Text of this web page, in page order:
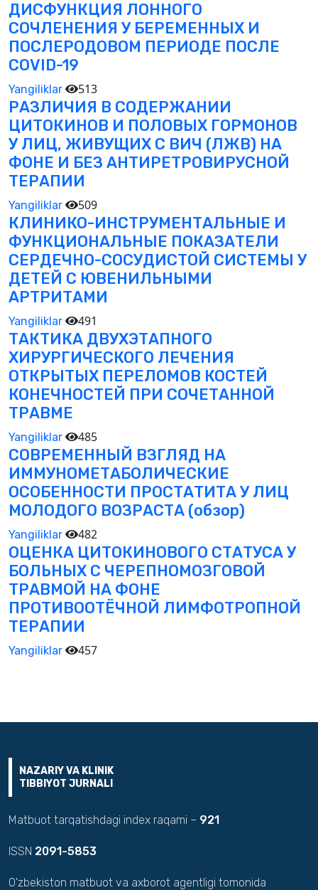
ДИСФУНКЦИЯ ЛОННОГО
СОЧЛЕНЕНИЯ У БЕРЕМЕННЫХ И
ПОСЛЕРОДОВОМ ПЕРИОДЕ ПОСЛЕ
COVID-19
Yangiliklar 513
РАЗЛИЧИЯ В СОДЕРЖАНИИ
ЦИТОКИНОВ И ПОЛОВЫХ ГОРМОНОВ
У ЛИЦ, ЖИВУЩИХ С ВИЧ (ЛЖВ) НА
ФОНЕ И БЕЗ АНТИРЕТРОВИРУСНОЙ
ТЕРАПИИ
Yangiliklar 509
КЛИНИКО-ИНСТРУМЕНТАЛЬНЫЕ И
ФУНКЦИОНАЛЬНЫЕ ПОКАЗАТЕЛИ
СЕРДЕЧНО-СОСУДИСТОЙ СИСТЕМЫ У
ДЕТЕЙ С ЮВЕНИЛЬНЫМИ
АРТРИТАМИ
Yangiliklar 491
ТАКТИКА ДВУХЭТАПНОГО
ХИРУРГИЧЕСКОГО ЛЕЧЕНИЯ
ОТКРЫТЫХ ПЕРЕЛОМОВ КОСТЕЙ
КОНЕЧНОСТЕЙ ПРИ СОЧЕТАННОЙ
ТРАВМЕ
Yangiliklar 485
СОВРЕМЕННЫЙ ВЗГЛЯД НА
ИММУНОМЕТАБОЛИЧЕСКИЕ
ОСОБЕННОСТИ ПРОСТАТИТА У ЛИЦ
МОЛОДОГО ВОЗРАСТА (обзор)
Yangiliklar 482
ОЦЕНКА ЦИТОКИНОВОГО СТАТУСА У
БОЛЬНЫХ С ЧЕРЕПНОМОЗГОВОЙ
ТРАВМОЙ НА ФОНЕ
ПРОТИВООТЁЧНОЙ ЛИМФОТРОПНОЙ
ТЕРАПИИ
Yangiliklar 457
NAZARIY VA KLINIK
TIBBIYOT JURNALI
Matbuot tarqatishdagi index raqami – 921
ISSN 2091-5853
O'zbekiston matbuot va axborot agentligi tomonida